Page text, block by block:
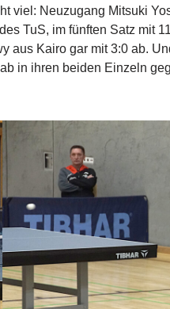
viel: Neuzugang Mitsuki
TuS, im fünften Satz mit
aus Kairo gar mit 3:0 ab.
in ihren beiden Einzeln